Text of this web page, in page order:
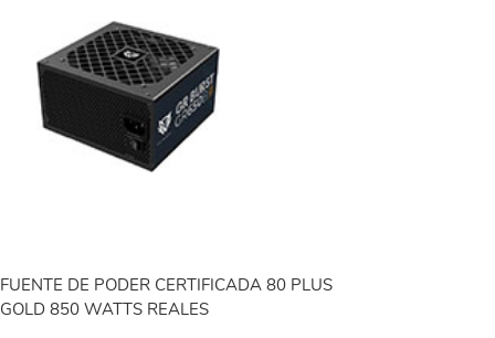
FUENTE DE PODER CERTIFICADA 80 PLUS
GOLD 850 WATTS REALES